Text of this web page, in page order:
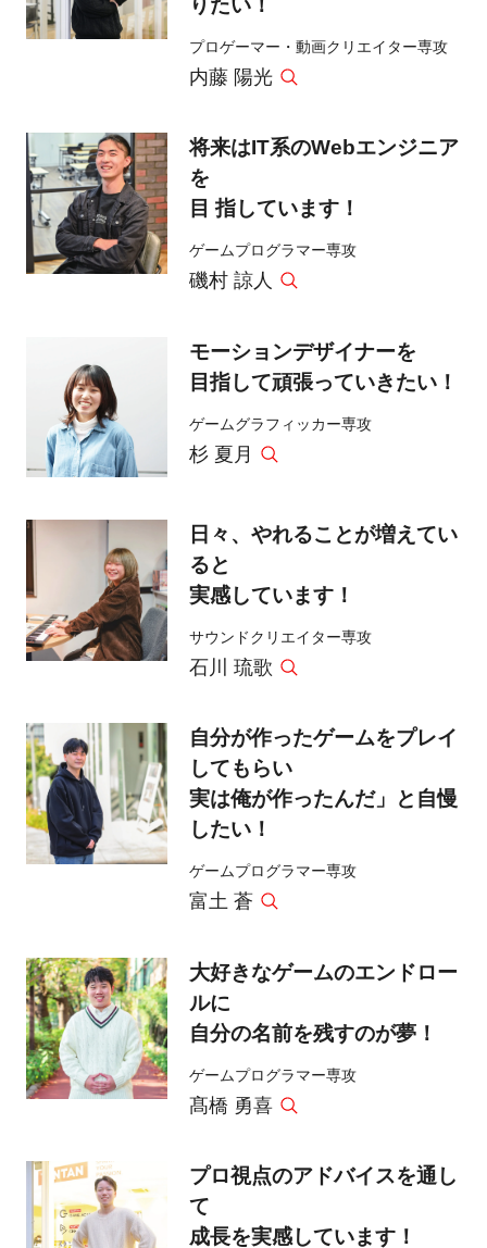
プロゲーマー・動画クリエイター専攻
内藤 陽光
将来はIT系のWebエンジニア
を
目 指しています！
ゲームプログラマー専攻
磯村 諒人
モーションデザイナーを
目指して頑張っていきたい！
ゲームグラフィッカー専攻
杉 夏月
日々、やれることが増えてい
ると
実感しています！
サウンドクリエイター専攻
石川 琉歌
自分が作ったゲームをプレイ
してもらい
実は俺が作ったんだ」と自慢
したい！
ゲームプログラマー専攻
富土 蒼
大好きなゲームのエンドロー
ルに
自分の名前を残すのが夢！
ゲームプログラマー専攻
髙橋 勇喜
プロ視点のアドバイスを通し
て
成長を実感しています！